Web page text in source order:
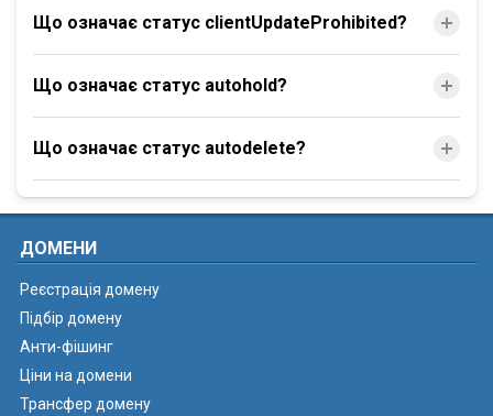
Що означає статус clientUpdateProhibited?
Що означає статус autohold?
Що означає статус autodelete?
ДОМЕНИ
Реєстрація домену
Підбір домену
Анти-фішинг
Ціни на домени
Трансфер домену